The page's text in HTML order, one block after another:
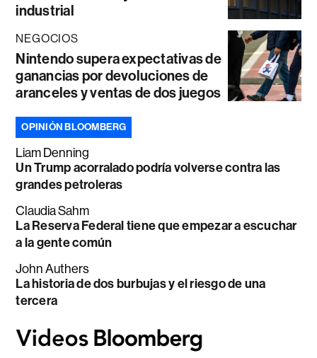
industrial
NEGOCIOS
Nintendo supera expectativas de
ganancias por devoluciones de
aranceles y ventas de dos juegos
OPINIÓN BLOOMBERG
Liam Denning
Un Trump acorralado podría volverse contra las
grandes petroleras
Claudia Sahm
La Reserva Federal tiene que empezar a escuchar
a la gente común
John Authers
La historia de dos burbujas y el riesgo de una
tercera